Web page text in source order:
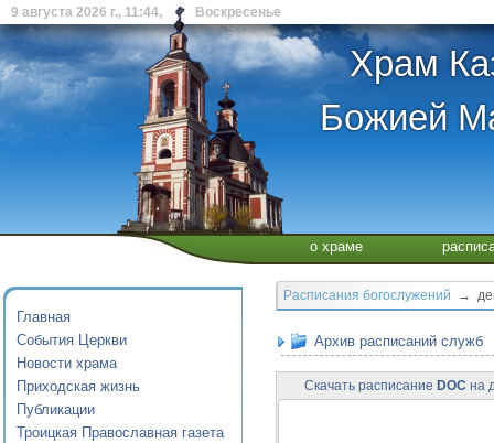
9 августа 2026 г., 11:44, Воскресенье
Храм
Божией
о храме
Главная
События Церкви
Новости храма
Приходская жизнь
Публикации
Троицкая Православная газета
Расписания богослужений →
Архив расписаний служб
Скачать расписание DOC на